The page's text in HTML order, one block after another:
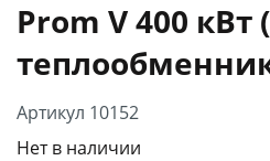
Prom V 400
Артикул 10152
Нет в наличии